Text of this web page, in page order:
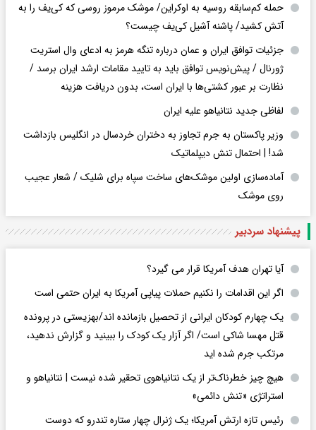
حمله کم‌سابقه روسیه به اوکراین/ موشک مرموز روسی که کی‌یف را به
آتش کشید/ پاشنه آشیل کی‌یف چیست؟
جزئیات توافق ایران و عمان درباره تنگه هرمز به ادعای وال استریت
ژورنال / پیش‌نویس توافق باید به تایید مقامات ارشد ایران برسد /
نظارت بر عبور کشتی‌ها با ایران است، بدون دریافت هزینه
لفاظی جدید نتانیاهو علیه ایران
وزیر پاکستان به جرم تجاوز به دختران خردسال در انگلیس بازداشت
شد! | احتمال تنش دیپلماتیک
آماده‌سازی اولین موشک‌های ساخت سپاه برای شلیک / شعار عجیب
روی موشک
پیشنهاد سردبیر
آیا تهران هدف آمریکا قرار می گیرد؟
اگر این اقدامات را نکنیم حملات پیاپی آمریکا به ایران حتمی است
یک چهارم کودکان ایرانی از تحصیل بازمانده اند/بهزیستی در پرونده
قتل مهسا شاکی است/ اگر آزار یک کودک را ببینید و گزارش ندهید،
مرتکب جرم شده اید
هیچ چیز خطرناک‌تر از یک نتانیاهوی تحقیر شده نیست | نتانیاهو و
استراتژی «تنش دائمی»
رئیس تازه ارتش آمریکا؛ یک ژنرال چهار ستاره تندرو که دوست